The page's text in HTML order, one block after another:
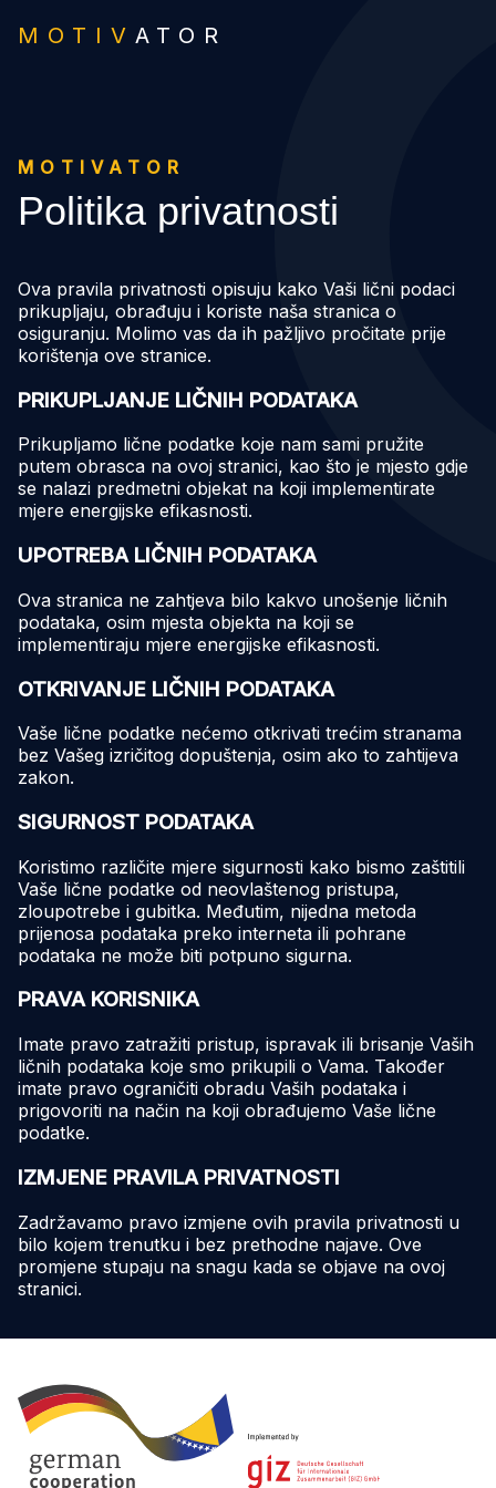
MOTIV ATOR
MOTIVATOR
Politika privatnosti
Ova pravila privatnosti opisuju kako Vaši lični podaci
prikupljaju, obrađuju i koriste naša stranica o
osiguranju. Molimo vas da ih pažljivo pročitate prije
korištenja ove stranice.
PRIKUPLJANJE LIČNIH PODATAKA
Prikupljamo lične podatke koje nam sami pružite
putem obrasca na ovoj stranici, kao što je mjesto gdje
se nalazi predmetni objekat na koji implementirate
mjere energijske efikasnosti.
UPOTREBA LIČNIH PODATAKA
Ova stranica ne zahtjeva bilo kakvo unošenje ličnih
podataka, osim mjesta objekta na koji se
implementiraju mjere energijske efikasnosti.
OTKRIVANJE LIČNIH PODATAKA
Vaše lične podatke nećemo otkrivati ​​trećim stranama
bez Vašeg izričitog dopuštenja, osim ako to zahtijeva
zakon.
SIGURNOST PODATAKA
Koristimo različite mjere sigurnosti kako bismo zaštitili
Vaše lične podatke od neovlaštenog pristupa,
zloupotrebe i gubitka. Međutim, nijedna metoda
prijenosa podataka preko interneta ili pohrane
podataka ne može biti potpuno sigurna.
PRAVA KORISNIKA
Imate pravo zatražiti pristup, ispravak ili brisanje Vaših
ličnih podataka koje smo prikupili o Vama. Također
imate pravo ograničiti obradu Vaših podataka i
prigovoriti na način na koji obrađujemo Vaše lične
podatke.
IZMJENE PRAVILA PRIVATNOSTI
Zadržavamo pravo izmjene ovih pravila privatnosti u
bilo kojem trenutku i bez prethodne najave. Ove
promjene stupaju na snagu kada se objave na ovoj
stranici.